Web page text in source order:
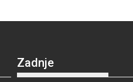
Zadnje